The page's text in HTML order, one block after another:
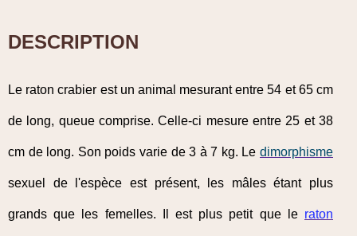
DESCRIPTION
Le raton crabier est un animal mesurant entre 54 et 65 cm
de long, queue comprise. Celle-ci mesure entre 25 et 38
cm de long. Son poids varie de 3 à 7 kg. Le dimorphisme
sexuel de l'espèce est présent, les mâles étant plus
grands que les femelles. Il est plus petit que le raton